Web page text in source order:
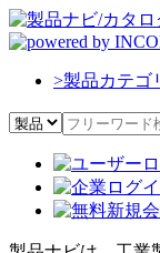
>製品カテゴ